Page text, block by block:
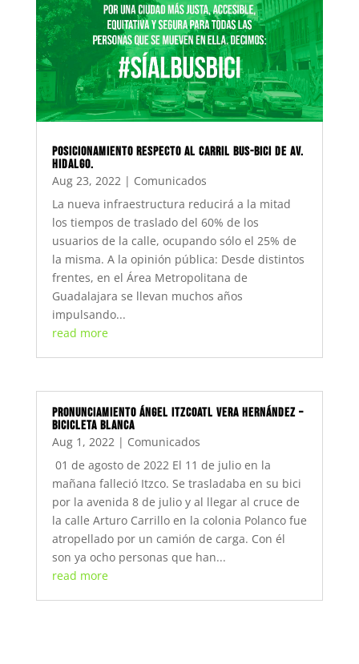
Posicionamiento respecto al carril bus-bici de Av.
Hidalgo.
Aug 23, 2022| Comunicados
La nueva infraestructura reducirá a la mitad
los tiempos de traslado del 60% de los
usuarios de la calle, ocupando sólo el 25% de
la misma. A la opinión pública: Desde distintos
frentes, en el Área Metropolitana de
Guadalajara se llevan muchos años
impulsando...
read more
Pronunciamiento Ángel Itzcoatl Vera Hernández –
Bicicleta Blanca
Aug 1, 2022| Comunicados
01 de agosto de 2022 El 11 de julio en la
mañana falleció Itzco. Se trasladaba en su bici
por la avenida 8 de julio y al llegar al cruce de
la calle Arturo Carrillo en la colonia Polanco fue
atropellado por un camión de carga. Con él
son ya ocho personas que han...
read more